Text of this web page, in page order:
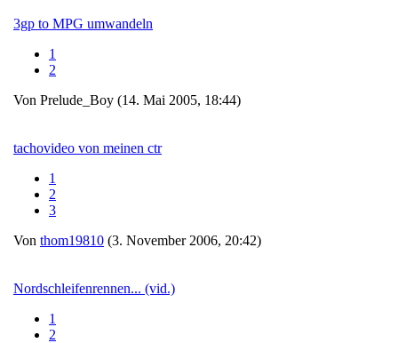
3gp to MPG umwandeln
1
2
Von Prelude_Boy (14. Mai 2005, 18:44)
tachovideo von meinen ctr
1
2
3
Von thom19810 (3. November 2006, 20:42)
Nordschleifenrennen... (vid.)
1
2